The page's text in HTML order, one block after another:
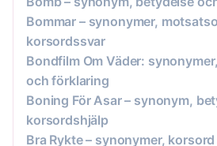
Bommar – synonymer,
korsordssvar
Bondfilm Om Väder:
och förklaring
Boning För Asar – synonym,
korsordshjälp
Bra Rykte – synonymer,